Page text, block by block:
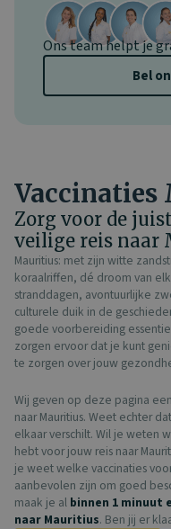
Ons team helpt je
Bel
Zorg voor de
veilige reis naar
Mauritius: met zijn witte
koraalriffen, dé droom van
stranddagen, avontuurlijke
culturele duik in de
goede voorbereiding
zorgen ervoor dat je kunt
te zorgen over jouw
Wij geven op deze pagina
naar Mauritius. Weet echter
elkaar verschilt. Wil je weten
hebt voor jouw reis naar
je weet welke vaccinaties
aanbevolen zijn om goed
maak je al binnen 1 minuut
naar Mauritius. Ben jij er